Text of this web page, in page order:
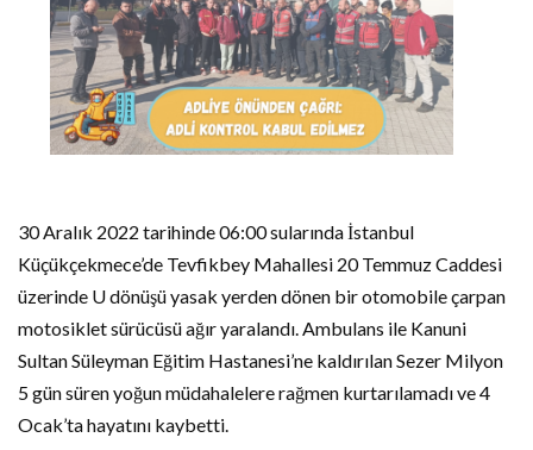
30 Aralık 2022 tarihinde 06:00 sularında İstanbul
Küçükçekmece’de Tevfikbey Mahallesi 20 Temmuz Caddesi
üzerinde U dönüşü yasak yerden dönen bir otomobile çarpan
motosiklet sürücüsü ağır yaralandı. Ambulans ile Kanuni
Sultan Süleyman Eğitim Hastanesi’ne kaldırılan Sezer Milyon
5 gün süren yoğun müdahalelere rağmen kurtarılamadı ve 4
Ocak’ta hayatını kaybetti.